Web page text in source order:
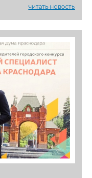
читать новость